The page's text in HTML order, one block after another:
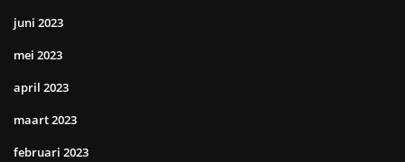
juni 2023
mei 2023
april 2023
maart 2023
februari 2023